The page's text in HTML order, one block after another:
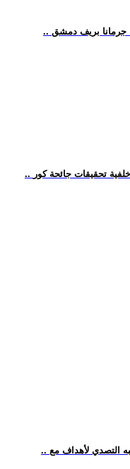
جرمانا بريف دمشق
تحقيقات جائحة كور
التصدي لأهداف مع